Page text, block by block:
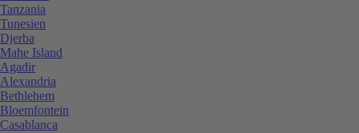
Tanzania
Tunesien
Djerba
Mahe Island
Agadir
Alexandria
Bethlehem
Bloemfontein
Casablanca